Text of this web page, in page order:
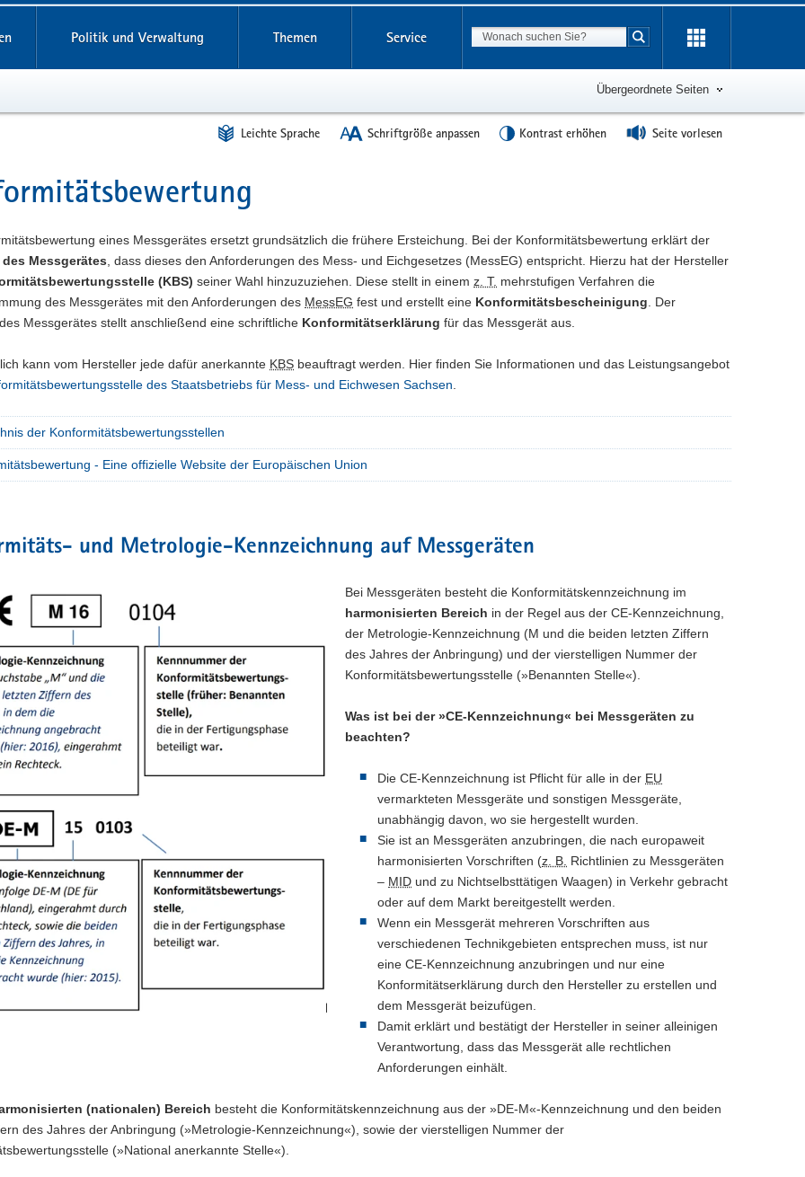
Politik und Verwaltung Themen Service Suchbegriff
Suche starten
Übergeordnete Seiten
Leichte Sprache Schriftgröße anpassen Kontrast erhöhen Seite vorlesen
eines Messgerätes ersetzt grundsätzlich die frühere Ersteichung. Bei der Konformitätsbewertung erklärt der
Messgerätes , dass dieses den Anforderungen des Mess- und Eichgesetzes (MessEG) entspricht. Hierzu hat der Hersteller
(KBS) seiner Wahl hinzuzuziehen. Diese stellt in einem z. T. mehrstufigen Verfahren die
des Messgerätes mit den Anforderungen des MessEG fest und erstellt eine Konformitätsbescheinigung . Der
Messgerätes stellt anschließend eine schriftliche Konformitätserklärung für das Messgerät aus.
kann vom Hersteller jede dafür anerkannte KBS beauftragt werden. Hier finden Sie Informationen und das Leistungsangebot
des Staatsbetriebs für Mess- und Eichwesen Sachsen
der Konformitätsbewertungsstellen
- Eine offizielle Website der Europäischen Union
und Metrologie-Kennzeichnung auf Messgeräten
Bei Messgeräten besteht die Konformitätskennzeichnung im
harmonisierten Bereich in der Regel aus der CE-Kennzeichnung,
der Metrologie-Kennzeichnung (M und die beiden letzten Ziffern
des Jahres der Anbringung) und der vierstelligen Nummer der
Konformitätsbewertungsstelle (»Benannten Stelle«).
Was ist bei der »CE-Kennzeichnung« bei Messgeräten zu
beachten?
Die CE-Kennzeichnung ist Pflicht für alle in der EU
vermarkteten Messgeräte und sonstigen Messgeräte,
unabhängig davon, wo sie hergestellt wurden.
Sie ist an Messgeräten anzubringen, die nach europaweit
harmonisierten Vorschriften (z. B. Richtlinien zu Messgeräten
– MID und zu Nichtselbsttätigen Waagen) in Verkehr gebracht
oder auf dem Markt bereitgestellt werden.
Wenn ein Messgerät mehreren Vorschriften aus
verschiedenen Technikgebieten entsprechen muss, ist nur
eine CE-Kennzeichnung anzubringen und nur eine
Konformitätserklärung durch den Hersteller zu erstellen und
dem Messgerät beizufügen.
Damit erklärt und bestätigt der Hersteller in seiner alleinigen
Verantwortung, dass das Messgerät alle rechtlichen
Anforderungen einhält.
(nationalen) Bereich besteht die Konformitätskennzeichnung aus der »DE-M«-Kennzeichnung und den beiden
des Jahres der Anbringung (»Metrologie-Kennzeichnung«), sowie der vierstelligen Nummer der
(»National anerkannte Stelle«).